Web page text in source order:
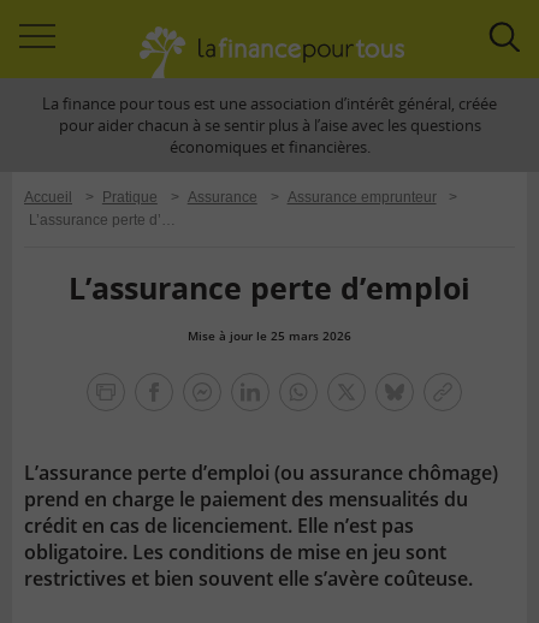
àLa finance pour tous est une association d’intérêt général, créée
pour aider chacun à se sentir plus à l’aise avec les questions
économiques et financières.
Accueil > Pratique > Assurance > Assurance emprunteur
>
L’assurance perte d’emploi
L’assurance perte d’emploi
Mise à jour le 25 mars 2026
L’assurance perte d’emploi (ou assurance chômage)
prend en charge le paiement des mensualités du
crédit en cas de licenciement. Elle n’est pas
obligatoire. Les conditions de mise en jeu sont
restrictives et bien souvent elle s’avère coûteuse.